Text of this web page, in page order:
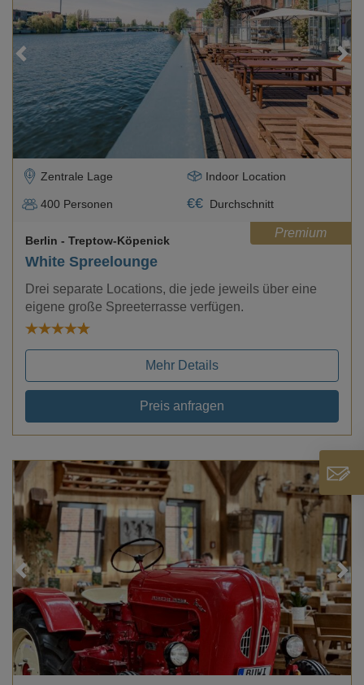
Loading...
Zentrale Lage Indoor Location
400 Personen €€ Durchschnitt
Premium
White Spreelounge
Berlin - Treptow-Köpenick
Drei separate Locations, die jede jeweils über eine
eigene große Spreeterrasse verfügen.
Mehr Details
Preis anfragen
Loading...